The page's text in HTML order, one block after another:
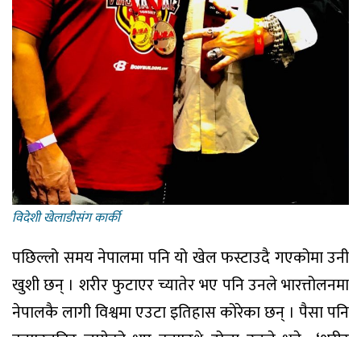
विदेशी खेलाडीसंग कार्की
पछिल्लो समय नेपालमा पनि यो खेल फस्टाउदै गएकोमा उनी
खुशी छन् । शरीर फुटाएर च्यातेर भए पनि उनले भारत्तोलनमा
नेपालकै लागी विश्वमा एउटा इतिहास कोरेका छन् । पैसा पनि